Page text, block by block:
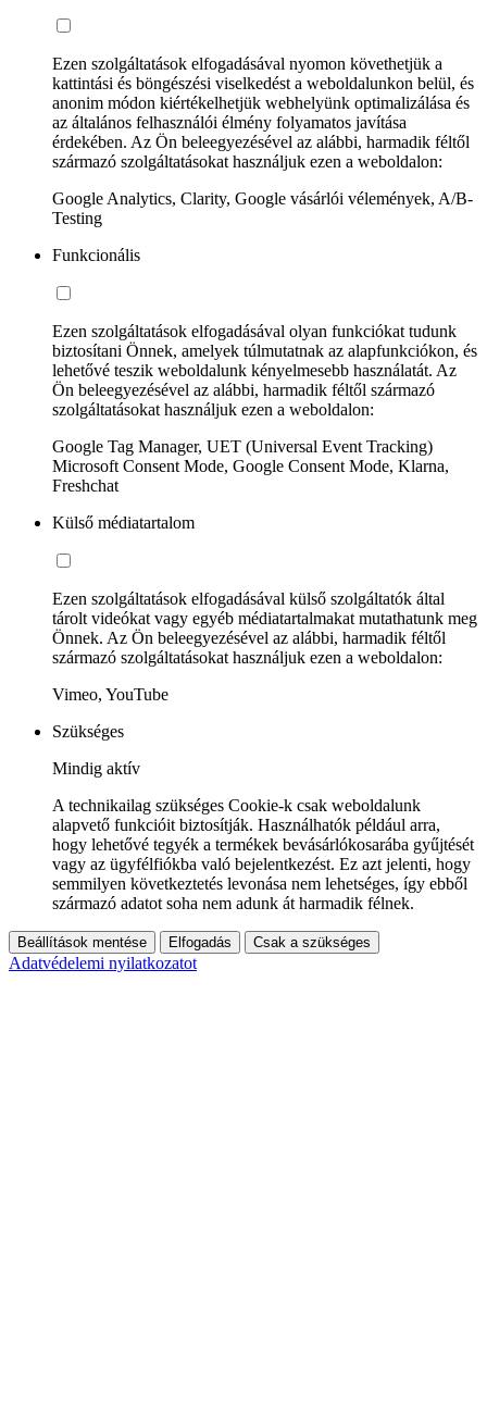
Ezen szolgáltatások elfogadásával nyomon követhetjük a
kattintási és böngészési viselkedést a weboldalunkon belül, és
anonim módon kiértékelhetjük webhelyünk optimalizálása és
az általános felhasználói élmény folyamatos javítása
érdekében. Az Ön beleegyezésével az alábbi, harmadik féltől
származó szolgáltatásokat használjuk ezen a weboldalon:
Google Analytics, Clarity, Google vásárlói vélemények, A/B-
Testing
Funkcionális
Ezen szolgáltatások elfogadásával olyan funkciókat tudunk
biztosítani Önnek, amelyek túlmutatnak az alapfunkciókon, és
lehetővé teszik weboldalunk kényelmesebb használatát. Az
Ön beleegyezésével az alábbi, harmadik féltől származó
szolgáltatásokat használjuk ezen a weboldalon:
Google Tag Manager, UET (Universal Event Tracking)
Microsoft Consent Mode, Google Consent Mode, Klarna,
Freshchat
Külső médiatartalom
Ezen szolgáltatások elfogadásával külső szolgáltatók által
tárolt videókat vagy egyéb médiatartalmakat mutathatunk meg
Önnek. Az Ön beleegyezésével az alábbi, harmadik féltől
származó szolgáltatásokat használjuk ezen a weboldalon:
Vimeo, YouTube
Szükséges
Mindig aktív
A technikailag szükséges Cookie-k csak weboldalunk
alapvető funkcióit biztosítják. Használhatók például arra,
hogy lehetővé tegyék a termékek bevásárlókosarába gyűjtését
vagy az ügyfélfiókba való bejelentkezést. Ez azt jelenti, hogy
semmilyen következtetés levonása nem lehetséges, így ebből
származó adatot soha nem adunk át harmadik félnek.
Beállítások mentése Elfogadás Csak a szükséges
Adatvédelemi nyilatkozatot